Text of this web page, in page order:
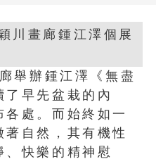
舉辦鍾江澤《無盡
了早先盆栽的內
處。而始終如一
自然，其有機性
、快樂的精神慰